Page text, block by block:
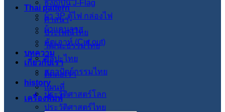
ธงญี่ปุ่น J-Flag
ผ้า 3P ตู้ไฟ กล่องไฟ
ผ้าแคนวาส
คัตเอาท์ (Cut out)
บทความ
เกี่ยวกับเรา
ติดต่อเรา
แผนที่
เครื่องพิมพ์
Thai pattern
ศาสนา
ประเพณีไทย
วัฒนะธรรมไทย
ศิลปะไทย
สภาปัตย์กรรมไทย
history
ประวัติศาสตร์โลก
ประวัติศาสตร์ไทย